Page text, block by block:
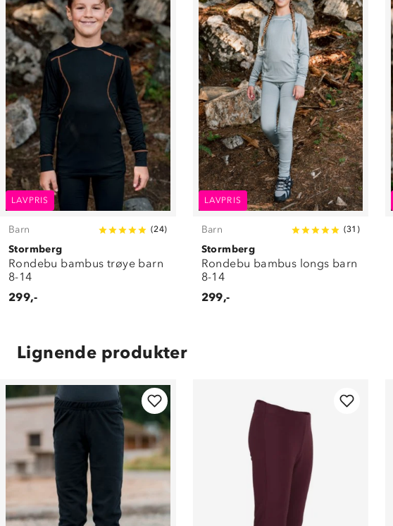
LAVPRIS
Barn (24)
Stormberg
Rondebu bambus trøye barn
8-14
299,-
LAVPRIS
Barn (31 )
Stormberg
Rondebu bambus longs barn
8-14
299,-
Lignende produkter